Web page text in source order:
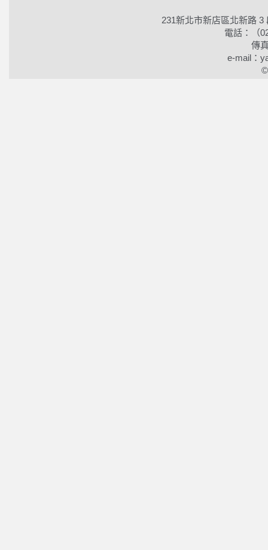
231新北市新店區北新路
電話：（
傳
e-mail：